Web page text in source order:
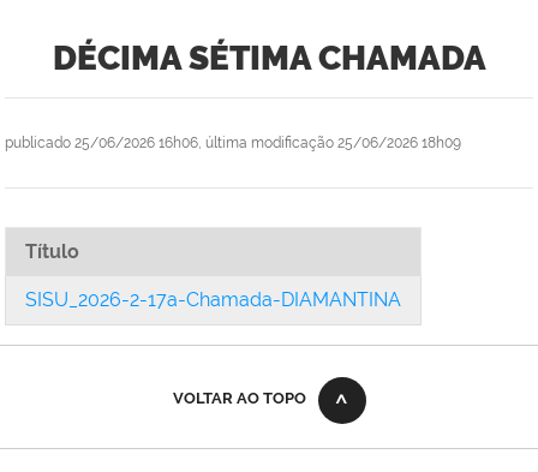
DÉCIMA SÉTIMA CHAMADA
publicado 25/06/2026 16h06, última modificação 25/06/2026 18h09
Título
SISU_2026-2-17a-Chamada-DIAMANTINA
VOLTAR AO TOPO